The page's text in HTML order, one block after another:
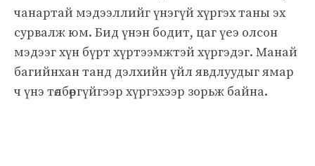
чанартай мэдээллийг үнэгүй хүргэх таны эх
сурвалж юм. Бид үнэн бодит, цаг үеэ олсон
мэдээг хүн бүрт хүртээмжтэй хүргэдэг. Манай
багийнхан танд дэлхийн үйл явдлуудыг ямар
ч үнэ төлбөргүйгээр хүргэхээр зорьж байна.